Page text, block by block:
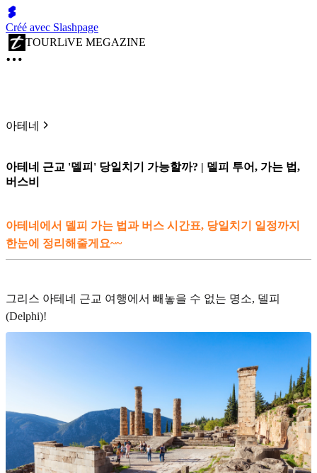
Créé avec Slashpage
TOURLiVE MEGAZINE
아테네
아테네 근교 '델피' 당일치기 가능할까? | 델피 투어, 가는 법,
버스비
아테네에서 델피 가는 법과 버스 시간표, 당일치기 일정까지
한눈에 정리해줄게요~~
그리스 아테네 근교 여행에서 빼놓을 수 없는 명소, 델피
(Delphi)!